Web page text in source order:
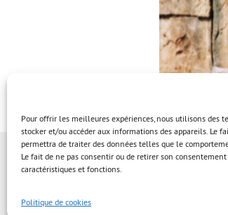
Pour offrir les meilleures expériences, nous utilisons des
stocker et/ou accéder aux informations des appareils. Le
permettra de traiter des données telles que le
Le fait de ne pas consentir ou de retirer son
caractéristiques et fonctions.
Politique de cookies